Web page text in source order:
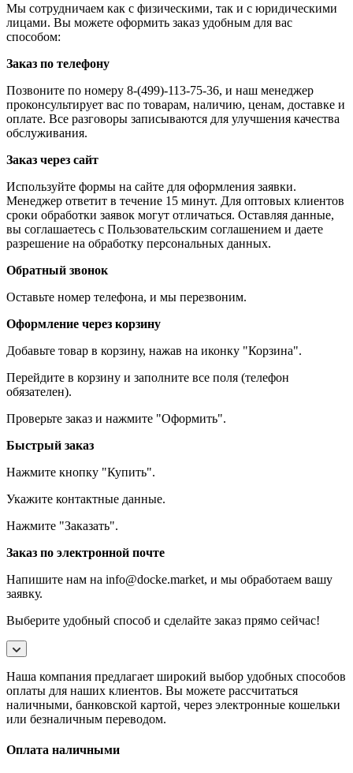
Мы сотрудничаем как с физическими, так и с юридическими
лицами. Вы можете оформить заказ удобным для вас
способом:
Заказ по телефону
Позвоните по номеру 8-(499)-113-75-36, и наш менеджер
проконсультирует вас по товарам, наличию, ценам, доставке и
оплате. Все разговоры записываются для улучшения качества
обслуживания.
Заказ через сайт
Используйте формы на сайте для оформления заявки.
Менеджер ответит в течение 15 минут. Для оптовых клиентов
сроки обработки заявок могут отличаться. Оставляя данные,
вы соглашаетесь с Пользовательским соглашением и даете
разрешение на обработку персональных данных.
Обратный звонок
Оставьте номер телефона, и мы перезвоним.
Оформление через корзину
Добавьте товар в корзину, нажав на иконку "Корзина".
Перейдите в корзину и заполните все поля (телефон
обязателен).
Проверьте заказ и нажмите "Оформить".
Быстрый заказ
Нажмите кнопку "Купить".
Укажите контактные данные.
Нажмите "Заказать".
Заказ по электронной почте
Напишите нам на info@docke.market, и мы обработаем вашу
заявку.
Выберите удобный способ и сделайте заказ прямо сейчас!
Наша компания предлагает широкий выбор удобных способов
оплаты для наших клиентов. Вы можете рассчитаться
наличными, банковской картой, через электронные кошельки
или безналичным переводом.
Оплата наличными